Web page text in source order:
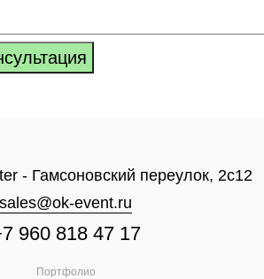
- Гамсоновский переулок, 2с12
sales@ok-event.ru
960 818 47 17
Портфолио